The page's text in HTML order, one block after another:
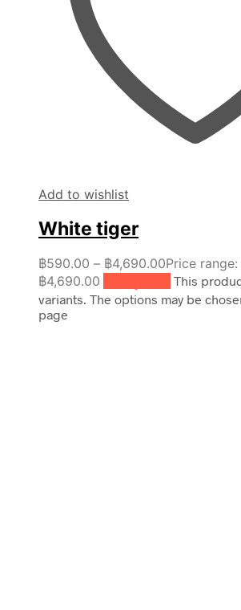
Add to wishlist
White tiger
฿590.00 – ฿4,690.00Price
฿4,690.00
This
variants. The options may be
page